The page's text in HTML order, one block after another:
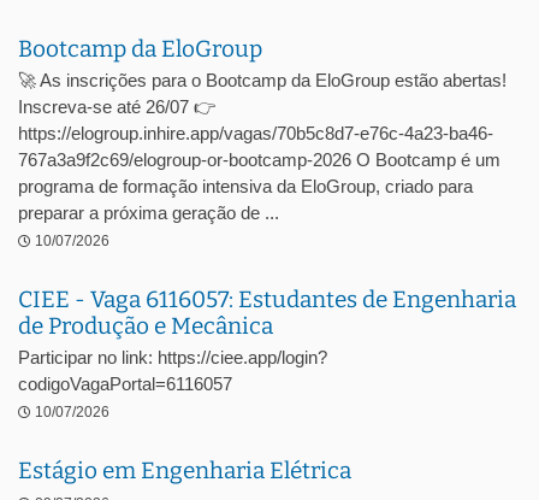
Bootcamp da EloGroup
🚀 As inscrições para o Bootcamp da EloGroup estão abertas!
Inscreva-se até 26/07 👉
https://elogroup.inhire.app/vagas/70b5c8d7-e76c-4a23-ba46-
767a3a9f2c69/elogroup-or-bootcamp-2026 O Bootcamp é um
programa de formação intensiva da EloGroup, criado para
preparar a próxima geração de ...
10/07/2026
CIEE - Vaga 6116057: Estudantes de Engenharia
de Produção e Mecânica
Participar no link: https://ciee.app/login?
codigoVagaPortal=6116057
10/07/2026
Estágio em Engenharia Elétrica